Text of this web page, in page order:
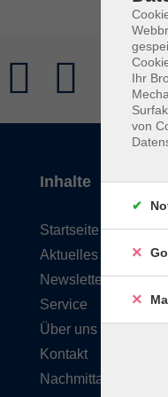
Inhalte
Startseite
Aktuelles
Newsletter
Service
Über uns
Kontakt
Ihr
von